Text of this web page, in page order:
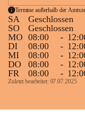
Termine außerhalb der
SA
Geschlossen
SO
Geschlossen
MO 08:00 -
DI
08:00 -
MI
08:00 -
DO
08:00 -
FR
08:00 -
Zuletzt bearbeitet: 07.07.2025